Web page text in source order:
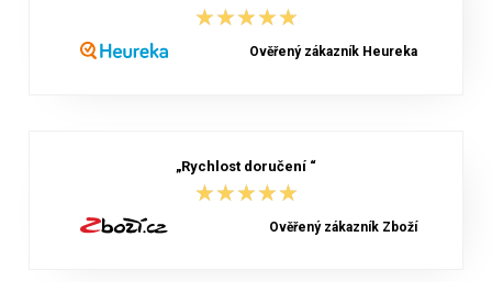
★★★★★
★★★★★
Ověřený zákazník Heureka
„Rychlost doručení “
★★★★★
★★★★★
Ověřený zákazník Zboží